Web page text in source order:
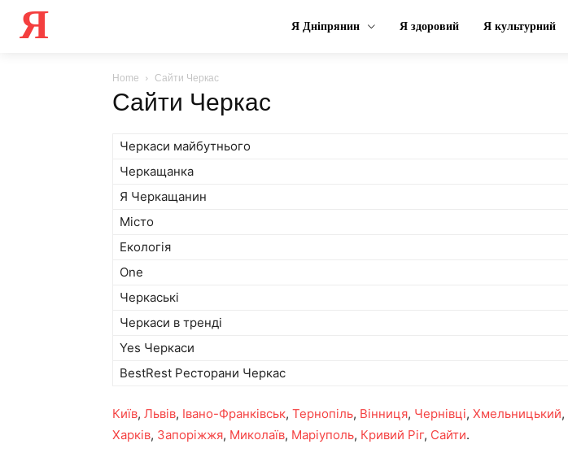
Я Я Дніпрянин Я здоровий Я культурний
Home Сайти Черкас
Сайти Черкас
Черкаси майбутнього
Черкащанка
Я Черкащанин
Місто
Екологія
One
Черкаські
Черкаси в тренді
Yes Черкаси
BestRest Ресторани Черкас
Київ, Львів, Івано-Франківськ, Тернопіль, Вінниця, Чернівці, Хмельницький,
Харків, Запоріжжя, Миколаїв, Маріуполь, Кривий Ріг, Сайти.